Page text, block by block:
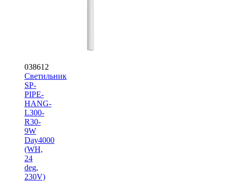
038612
Светильник
SP-
PIPE-
HANG-
L300-
R30-
9W
Day4000
(WH,
24
deg,
230V)